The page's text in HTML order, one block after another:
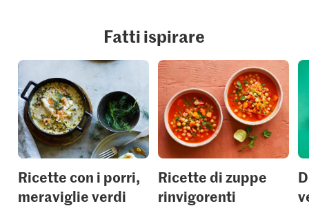
Fatti ispirare
Ricette con i porri,
meraviglie verdi
Ricette di zuppe
rinvigorenti